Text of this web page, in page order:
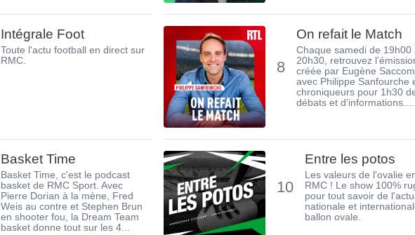
Intégrale Foot
Toute l'actu football en direct sur
RMC.
8
On refait le Match
Chaque samedi de 19h00
20h30, retrouvez
créée par Eugène
avec Philippe Sanfourche
chroniqueurs pour 1h30
débats et d’informations....
Basket Time
Basket Time, c'est le podcast
basket de RMC Sport. Avec
Pierre Dorian à la mène, Fred
Weis au contre et Stephen Brun
en shooter fou, la Dream Team
basket donne tout sur les 4...
10
Entre les potos
Les valeurs de l'ovalie
RMC ! Le show 100%
pour tout savoir de
nationale et
ballon ovale.